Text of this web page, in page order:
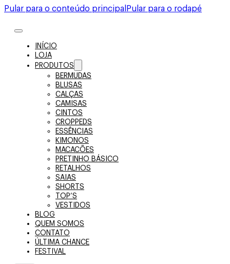
Pular para o conteúdo principal Pular para o rodapé
INÍCIO
LOJA
PRODUTOS
BERMUDAS
BLUSAS
CALÇAS
CAMISAS
CINTOS
CROPPEDS
ESSÊNCIAS
KIMONOS
MACACÕES
PRETINHO BÁSICO
RETALHOS
SAIAS
SHORTS
TOP’S
VESTIDOS
BLOG
QUEM SOMOS
CONTATO
ÚLTIMA CHANCE
FESTIVAL